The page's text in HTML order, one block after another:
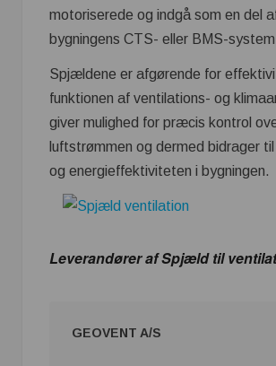
motoriserede og indgå som en del
bygningens CTS- eller BMS-
Spjældene er afgørende for
funktionen af ventilations- og
giver mulighed for præcis kontrol
luftstrømmen og dermed bidrager
og energieffektiviteten i bygningen.
Leverandører af Spjæld til
GEOVENT A/S